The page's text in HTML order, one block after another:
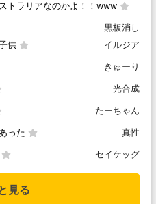
トラリアなのかよ！！www
黒板消し
供
イルジア
きゅーり
光合成
たーちゃん
った 真性
セイケッグ
見る